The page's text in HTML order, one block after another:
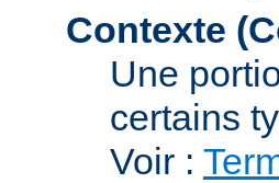
Contexte
Une
certains
Voir :